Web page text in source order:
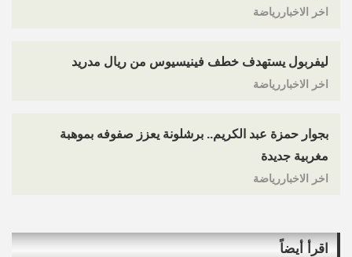
اخر الاخباررياضة
ليفربول يستهدف خطف فينيسيوس من ريال مدريد
اخر الاخباررياضة
بجوار حمزة عبد الكريم.. برشلونة يعزز صفوفه بموهبة
مغربية جديدة
اخر الاخباررياضة
اقرأ أيضاً